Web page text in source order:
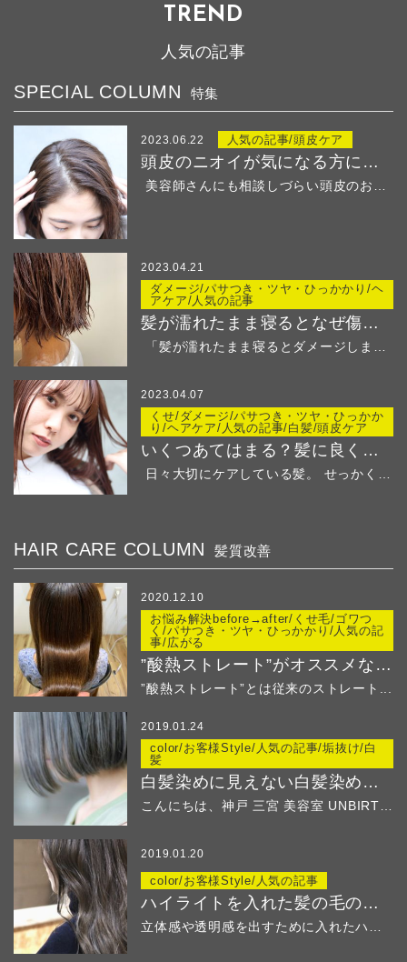
TREND
人気の記事
SPECIAL COLUMN 特集
2023.06.22 人気の記事/頭皮ケア
頭皮のニオイが気になる方におすすめ！
2023.04.21
ダメージ/パサつき・ツヤ・ひっかかり/ヘ
アケア/人気の記事
髪が濡れたまま寝るとなぜ傷む？
2023.04.07
くせ/ダメージ/パサつき・ツヤ・ひっかか
り/ヘアケア/人気の記事/白髪/頭皮ケア
いくつあてはまる？髪に良くないことリストでチェック
日々大切にケアしている髪。 せっかくの綺麗な髪...
HAIR CARE COLUMN 髪質改善
2020.12.10
お悩み解決before→after/くせ毛/ゴワつ
く/パサつき・ツヤ・ひっかかり/人気の記
事/広がる
”酸熱ストレート”がオススメなのはこんな方！
”酸熱ストレート”とは従来のストレート...
2019.01.24
color/お客様Style/人気の記事/垢抜け/白
髪
白髪染めに見えない白髪染め ２
2019.01.20
color/お客様Style/人気の記事
ハイライトを入れた髪の毛のその後
立体感や透明感を出すために入れたハイ...